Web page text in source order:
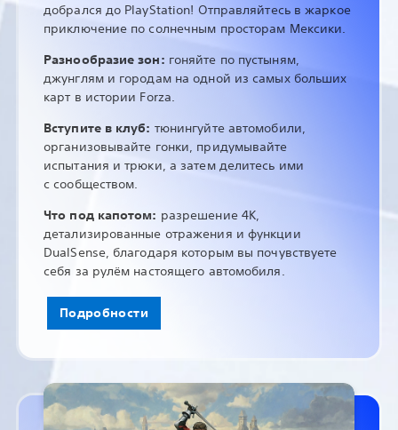
добрался до PlayStation! Отправляйтесь в жаркое
приключение по солнечным просторам Мексики.
Разнообразие зон: гоняйте по пустыням,
джунглям и городам на одной из самых больших
карт в истории Forza.
Вступите в клуб: тюнингуйте автомобили,
организовывайте гонки, придумывайте
испытания и трюки, а затем делитесь ими
с сообществом.
Что под капотом: разрешение 4K,
детализированные отражения и функции
DualSense, благодаря которым вы почувствуете
себя за рулём настоящего автомобиля.
Подробности